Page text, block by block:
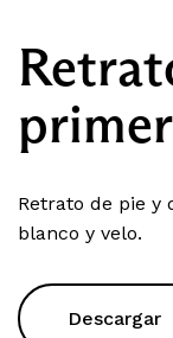
Retrato de pie y
blanco y velo.
Descargar